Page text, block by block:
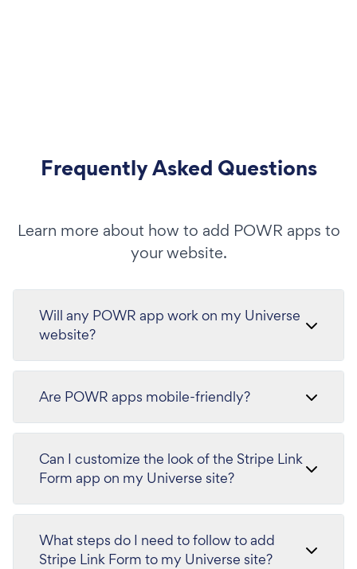
Frequently Asked Questions
Learn more about how to add POWR apps to
your website.
Will any POWR app work on my Universe
website?
Are POWR apps mobile-friendly?
Can I customize the look of the Stripe Link
Form app on my Universe site?
What steps do I need to follow to add
Stripe Link Form to my Universe site?